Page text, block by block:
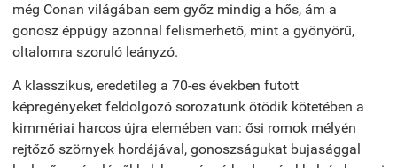
még Conan világában sem győz mindig a hős, ám a
gonosz éppúgy azonnal felismerhető, mint a gyönyörű,
oltalomra szoruló leányzó.
A klasszikus, eredetileg a 70-es években futott
képregényeket feldolgozó sorozatunk ötödik kötetében a
kimmériai harcos újra elemében van: ősi romok mélyén
rejtőző szörnyek hordájával, gonoszságukat bujasággal